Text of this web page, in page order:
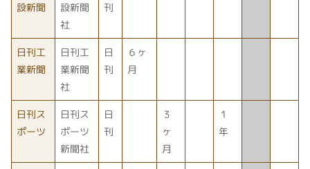
設新聞
設新聞
社
刊
日刊工
業新聞
日刊工
業新聞
社
日
刊
６ヶ
月
日刊ス
ポーツ
日刊ス
ポーツ
新聞社
日
刊
３
ヶ
月
１
年